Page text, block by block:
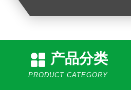
产品分类
PRODUCT CATEGORY